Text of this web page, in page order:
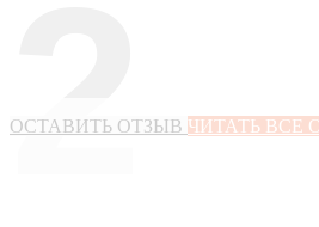
2
ОСТАВИТЬ ОТЗЫВ ЧИТАТЬ ВСЕ